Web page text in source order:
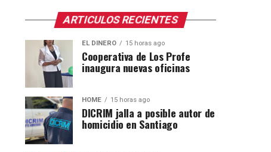
ARTICULOS RECIENTES
EL DINERO 15 horas ago
Cooperativa de Los Profe
inaugura nuevas oficinas
HOME 15 horas ago
DICRIM jalla a posible autor de
homicidio en Santiago